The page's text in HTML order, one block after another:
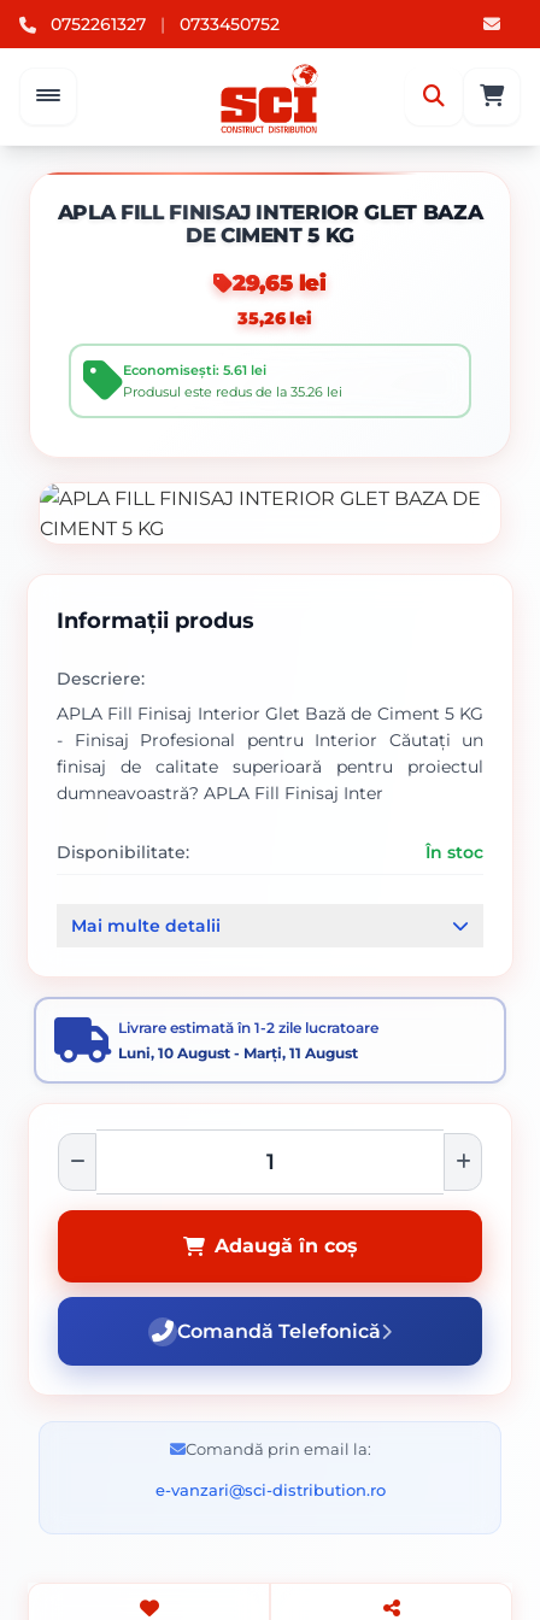
0752261327 | 0733450752
APLA FILL FINISAJ INTERIOR GLET BAZA
DE CIMENT 5 KG
29,65 lei
35,26 lei
Economisești: 5.61 lei
Produsul este redus de la 35.26 lei
Informații produs
Descriere:
APLA Fill Finisaj Interior Glet Bază de Ciment 5 KG
- Finisaj Profesional pentru Interior Căutați un
finisaj de calitate superioară pentru proiectul
dumneavoastră? APLA Fill Finisaj Inter
Disponibilitate: În stoc
Mai multe detalii
Livrare estimată în 1-2 zile lucratoare
Luni, 10 August - Marți, 11 August
Adaugă în coș
Comandă Telefonică
Comandă prin email la:
e-vanzari@sci-distribution.ro